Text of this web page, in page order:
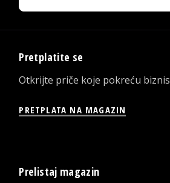
Pretplatite se
Otkrijte priče koje pokreću biznis
PRETPLATA NA MAGAZIN
Prelistaj magazin